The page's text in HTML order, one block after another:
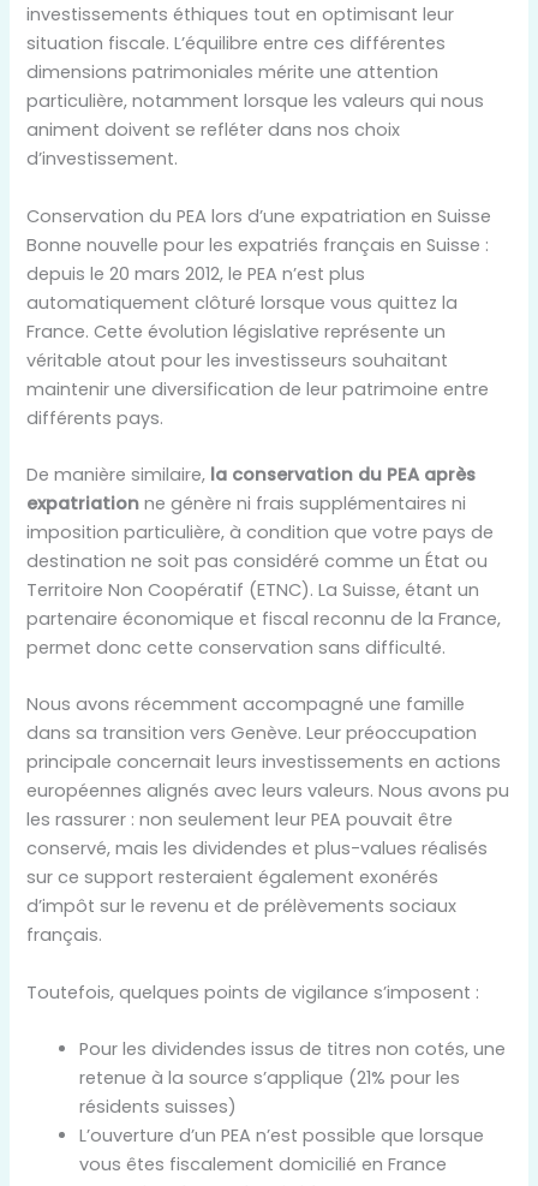
investissements éthiques tout en optimisant leur
situation fiscale. L’équilibre entre ces différentes
dimensions patrimoniales mérite une attention
particulière, notamment lorsque les valeurs qui nous
animent doivent se refléter dans nos choix
d’investissement.
Conservation du PEA lors d’une expatriation en Suisse
Bonne nouvelle pour les expatriés français en Suisse :
depuis le 20 mars 2012, le PEA n’est plus
automatiquement clôturé lorsque vous quittez la
France. Cette évolution législative représente un
véritable atout pour les investisseurs souhaitant
maintenir une diversification de leur patrimoine entre
différents pays.
De manière similaire, la conservation du PEA après
expatriation ne génère ni frais supplémentaires ni
imposition particulière, à condition que votre pays de
destination ne soit pas considéré comme un État ou
Territoire Non Coopératif (ETNC). La Suisse, étant un
partenaire économique et fiscal reconnu de la France,
permet donc cette conservation sans difficulté.
Nous avons récemment accompagné une famille
dans sa transition vers Genève. Leur préoccupation
principale concernait leurs investissements en actions
européennes alignés avec leurs valeurs. Nous avons pu
les rassurer : non seulement leur PEA pouvait être
conservé, mais les dividendes et plus-values réalisés
sur ce support resteraient également exonérés
d’impôt sur le revenu et de prélèvements sociaux
français.
Toutefois, quelques points de vigilance s’imposent :
Pour les dividendes issus de titres non cotés, une
retenue à la source s’applique (21% pour les
résidents suisses)
L’ouverture d’un PEA n’est possible que lorsque
vous êtes fiscalement domicilié en France